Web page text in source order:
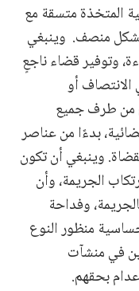
المتخذة متسقة مع
بشكل منصف. وينبغي
وتوفير قضاء ناجعٍ
أو
من طرف جميع
بدءًا من عناصر
وينبغي أن تكون
الجريمة، وأن
وفداحة
منظور النوع
في منشآت
بحقهم.